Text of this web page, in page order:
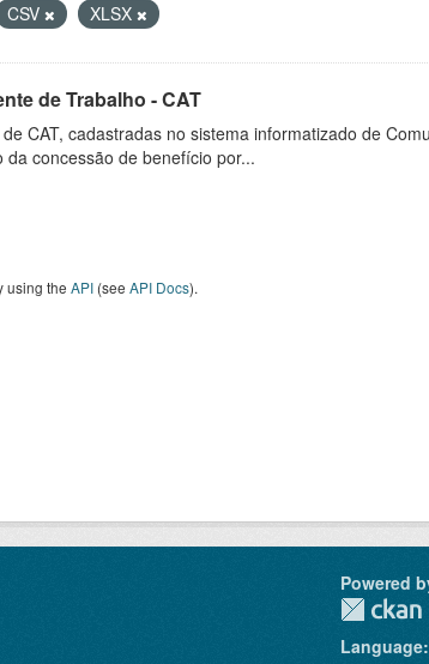
CSV XLSX
de Trabalho - CAT
CAT, cadastradas no sistema informatizado de
da concessão de benefício por...
using the API (see API Docs).
Powered
Language